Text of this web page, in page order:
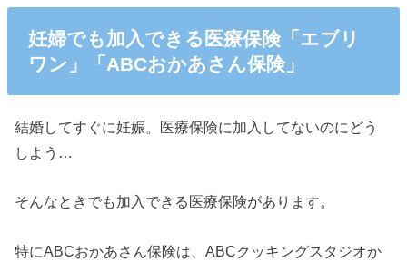
妊婦でも加入できる医療保険「エブリ
ワン」「ABCおかあさん保険」
結婚してすぐに妊娠。医療保険に加入してないのにどう
しよう…
そんなときでも加入できる医療保険があります。
特にABCおかあさん保険は、ABCクッキングスタジオか